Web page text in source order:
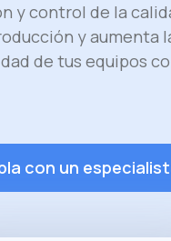
y control de la
y aumenta
de tus equipos
con un